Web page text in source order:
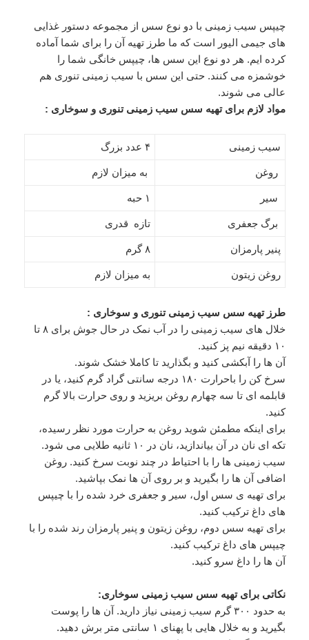
چیپس سیب زمینی با دو نوع سس از مجموعه دستور غذایی
های جیمی الیور است که ما طرز تهیه آن را برای شما آماده
کرده ایم. هر دو نوع این سس ها، چیپس خانگی شما را
خوشمزه می کنند. حتی این سس با سیب زمینی تنوری هم
عالی می شوند.
مواد لازم برای تهیه سس سیب زمینی تنوری و سوخاری :
سیب زمینی ۴ عدد بزرگ
روغن به میزان لازم
سیر ۱ حبه
برگ جعفری تازه قدری
پنیر پارمزان ۸ گرم
روغن زیتون به میزان لازم
طرز تهیه سس سیب زمینی تنوری و سوخاری :
خلال های سیب زمینی را در آب نمک در حال جوش برای ۸ تا
۱۰ دقیقه نیم پز کنید.
آن ها را آبکشی کنید و بگذارید تا کاملا خشک شوند.
سرخ کن را باحرارت ۱۸۰ درجه سانتی گراد گرم کنید، یا در
قابلمه ای تا سه چهارم روغن بریزید و روی حرارت بالا گرم
کنید.
برای اینکه مطمئن شوید روغن به حرارت مورد نظر رسیده،
تکه ای نان در آن بیاندازید، نان در ۱۰ ثانیه طلایی می شود.
سیب زمینی ها را با احتیاط در چند نوبت سرخ کنید. روغن
اضافی آن ها را بگیرید و بر روی آن ها نمک بپاشید.
برای تهیه ی سس اول، سیر و جعفری خرد شده را با چیپس
های داغ ترکیب کنید.
برای تهیه سس دوم، روغن زیتون و پنیر پارمزان رند شده را با
چیپس های داغ ترکیب کنید.
آن ها را داغ سرو کنید.
نکاتی برای تهیه سس سیب زمینی سوخاری:
به حدود ۳۰۰ گرم سیب زمینی نیاز دارید. آن ها را پوست
بگیرید و به خلال هایی با پهنای ۱ سانتی متر برش دهید.